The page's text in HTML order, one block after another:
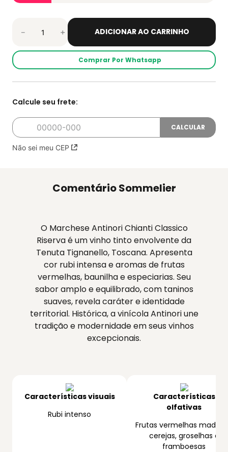
＋
－ ADICIONAR AO CARRINHO
Comprar Por Whatsapp
Não sei meu CEP
Comentário Sommelier
O Marchese Antinori Chianti Classico
Riserva é um vinho tinto envolvente da
Tenuta Tignanello, Toscana. Apresenta
cor rubi intensa e aromas de frutas
vermelhas, baunilha e especiarias. Seu
sabor amplo e equilibrado, com taninos
suaves, revela caráter e identidade
territorial. Histórica, a vinícola Antinori une
tradição e modernidade em seus vinhos
excepcionais.
Características visuais
Rubi intenso
Características
olfativas
Frutas vermelhas
cerejas, groselhas e
framboesas